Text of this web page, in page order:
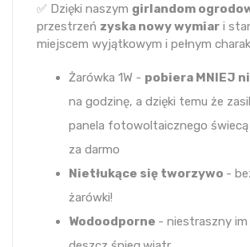
✅ Dzięki naszym girlandom
przestrzeń zyska nowy wymiar i
miejscem wyjątkowym i pełnym
Żarówka 1W - pobiera MNIEJ
na godzinę, a dzięki temu że
panela fotowoltaicznego świecą
za darmo
Nietłukące się tworzywo -
żarówki!
Wodoodporne - niestraszny im